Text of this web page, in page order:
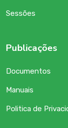
Sessões
Publicações
Documentos
Manuais
Politica de